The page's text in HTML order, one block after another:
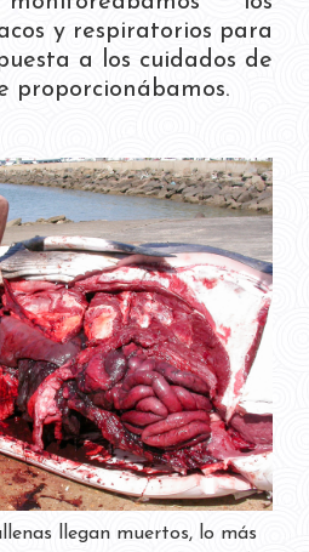
y respiratorios para
a los cuidados de
proporcionábamos.
llegan muertos, lo más